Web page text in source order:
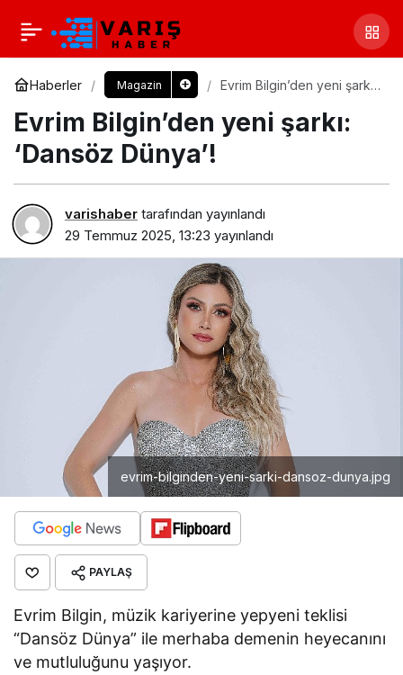
Haberler Magazin
Evrim Bilgin’den yeni şarkı:
Evrim Bilgin’den yeni şarkı:
‘Dansöz Dünya’!
varishaber tarafından yayınlandı
29 Temmuz 2025, 13:23 yayınlandı
evrim-bilginden-yeni-sarki-dansoz-dunya.jpg
PAYLAŞ
Evrim Bilgin, müzik kariyerine yepyeni teklisi
“Dansöz Dünya” ile merhaba demenin heyecanını
ve mutluluğunu yaşıyor.